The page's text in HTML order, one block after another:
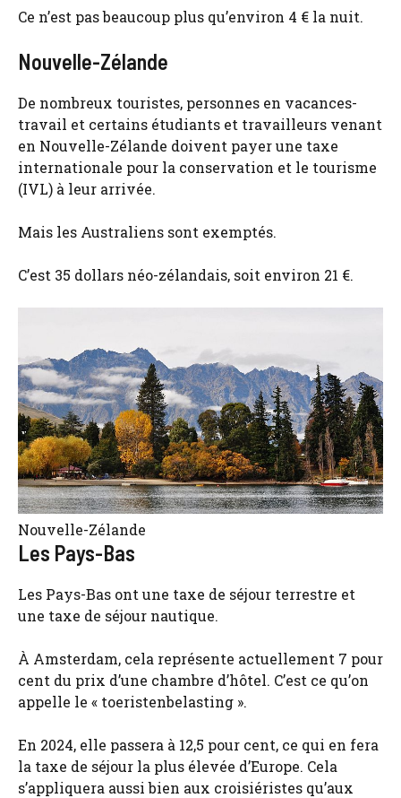
Ce n’est pas beaucoup plus qu’environ 4 € la nuit.
Nouvelle-Zélande
De nombreux touristes, personnes en vacances-
travail et certains étudiants et travailleurs venant
en Nouvelle-Zélande doivent payer une taxe
internationale pour la conservation et le tourisme
(IVL) à leur arrivée.
Mais les Australiens sont exemptés.
C’est 35 dollars néo-zélandais, soit environ 21 €.
Nouvelle-Zélande
Les Pays-Bas
Les Pays-Bas ont une taxe de séjour terrestre et
une taxe de séjour nautique.
À Amsterdam, cela représente actuellement 7 pour
cent du prix d’une chambre d’hôtel. C’est ce qu’on
appelle le « toeristenbelasting ».
En 2024, elle passera à 12,5 pour cent, ce qui en fera
la taxe de séjour la plus élevée d’Europe. Cela
s’appliquera aussi bien aux croisiéristes qu’aux